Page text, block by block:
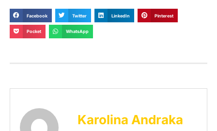
Facebook Twitter LinkedIn Pinterest
Pocket WhatsApp
Karolina Andraka